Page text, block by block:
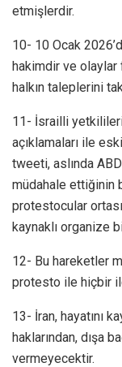
etmişlerdir.
10- 10 Ocak
hakimdir ve olaylar
halkın taleplerini
11- İsrailli
açıklamaları ile
tweeti, aslında ABD
müdahale ettiğinin
protestocular
kaynaklı organize
12- Bu hareketler
protesto ile hiçbir
13- İran, hayatını
haklarından, dışa
vermeyecektir.